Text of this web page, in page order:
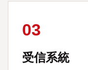
03
受信系統